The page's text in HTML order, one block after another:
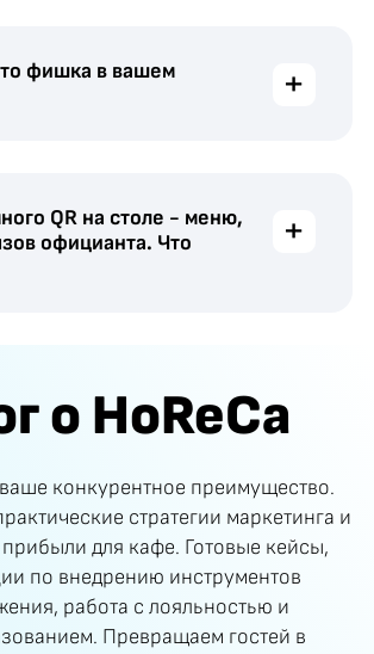
+
то фишка в вашем
+
QR на столе - меню,
официанта. Что
о HoReCa
конкурентное преимущество.
стратегии маркетинга и
для кафе. Готовые кейсы,
по внедрению инструментов
работа с лояльностью и
Превращаем гостей в